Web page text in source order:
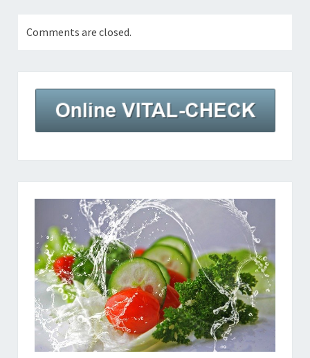
Comments are closed.